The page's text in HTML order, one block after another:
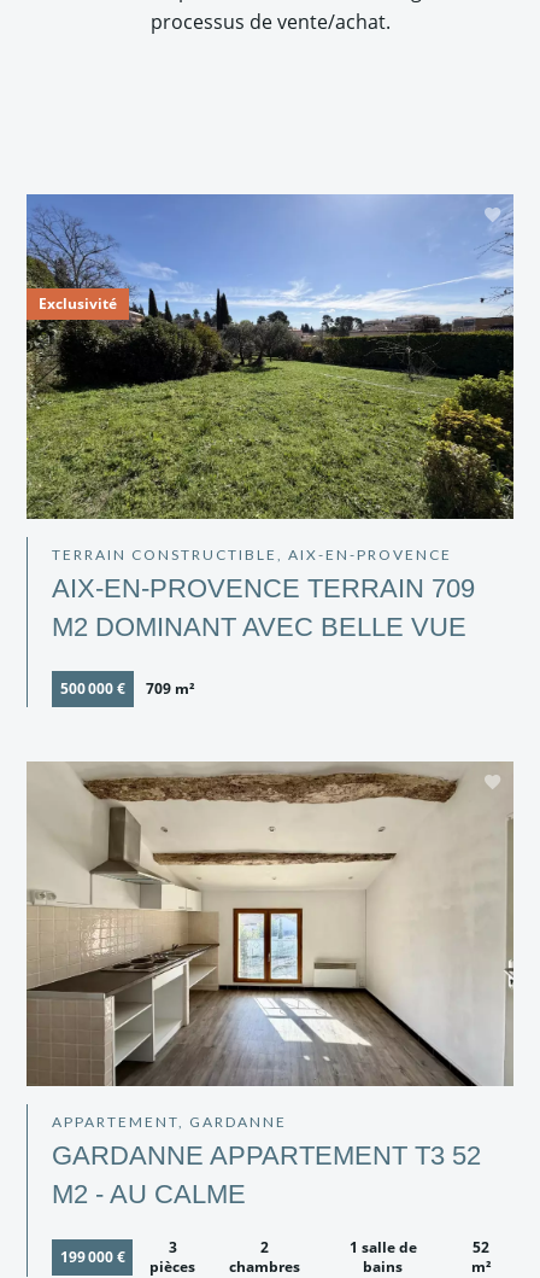
processus de vente/achat.
TERRAIN CONSTRUCTIBLE, AIX-EN-PROVENCE
AIX-EN-PROVENCE TERRAIN 709
M2 DOMINANT AVEC BELLE VUE
500 000 € 709 m²
Exclusivité
APPARTEMENT, GARDANNE
GARDANNE APPARTEMENT T3 52
M2 - AU CALME
199 000 €
3
pièces
2
chambres
1 salle de
bains
52
m²